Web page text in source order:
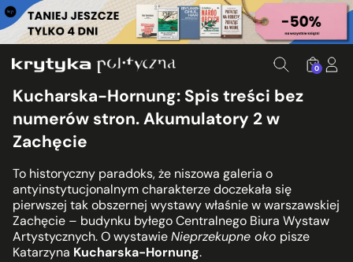
0
Kucharska-Hornung: Spis treści bez
numerów stron. Akumulatory 2 w
Zachęcie
To historyczny paradoks, że niszowa galeria o
antyinstytucjonalnym charakterze doczekała się
pierwszej tak obszernej wystawy właśnie w warszawskiej
Zachęcie – budynku byłego Centralnego Biura Wystaw
Artystycznych. O wystawieNieprzekupne oko pisze
Katarzyna Kucharska-Hornung.